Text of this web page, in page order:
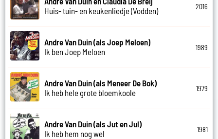
Huis- tuin- en keukenliedje (Vodden)
2016
Andre Van Duin (als Joep Meloen)
Ik ben Joep Meloen
1989
Andre Van Duin (als Meneer De Bok)
Ik heb hele grote bloemkoole
1979
Andre Van Duin (als Jut en Jul)
Ik heb hem nog wel
1981